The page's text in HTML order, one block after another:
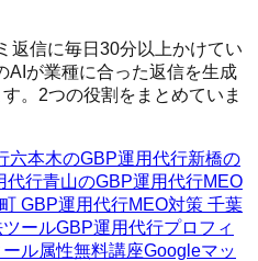
返信に毎日30分以上かけてい
AIが業種に合った返信を生成
。2つの役割をまとめていま
六本木のGBP運用代行新橋の
代行青山のGBP運用代行MEO
GBP運用代行MEO対策 千葉
ツールGBP運用代行プロフィ
ル属性無料講座Googleマッ